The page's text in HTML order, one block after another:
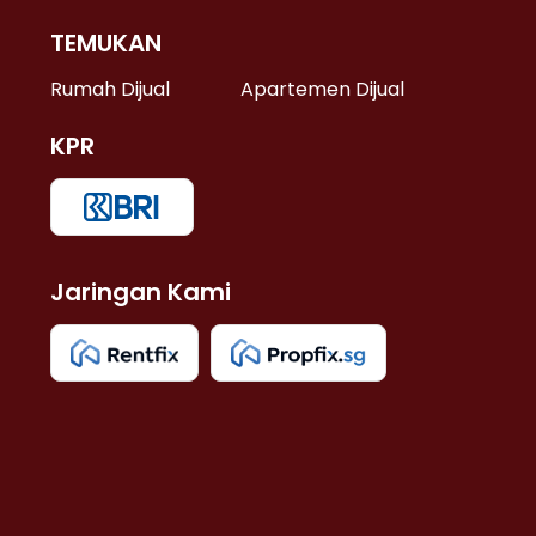
TEMUKAN
Rumah Dijual Apartemen Dijual
KPR
Jaringan Kami